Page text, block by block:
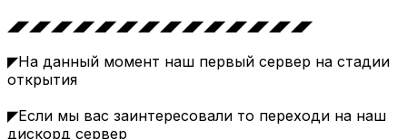
◢◤◢◤◢◤◢◤◢◤◢◤◢◤◢◤◢◤◢◤◢◤◢◤◢◤◢◤
◤На данный момент наш первый сервер на стадии
открытия
◤Если мы вас заинтересовали то переходи на наш
дискорд сервер